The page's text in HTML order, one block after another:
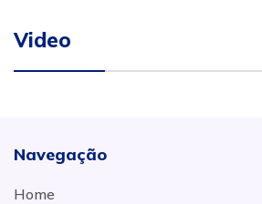
Video
Navegação
Home